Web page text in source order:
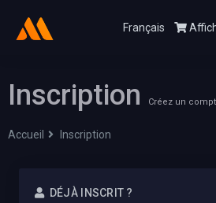
Français
Inscription Créez un
Accueil Inscription
DÉJÀ INSCRIT ?